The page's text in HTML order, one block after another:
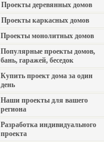
Проекты деревянных домов
Проекты каркасных домов
Проекты монолитных домов
Популярные проекты домов,
бань, гаражей, беседок
Купить проект дома за один
день
Наши проекты для вашего
региона
Разработка индивидуального
проекта